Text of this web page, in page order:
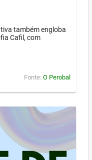
também engloba
Cafil, com
Fonte: O Perobal